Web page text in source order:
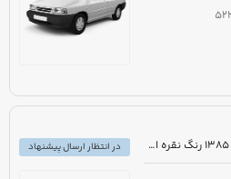
مزایده دولتی خودرو پراید 141i مدل 1385 رنگ نقره ای متالیک
در انتظار ارسال پیشنهاد